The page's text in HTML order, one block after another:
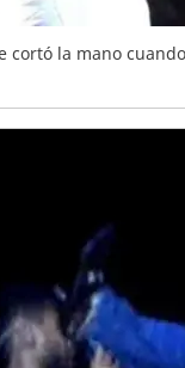
cortó la mano